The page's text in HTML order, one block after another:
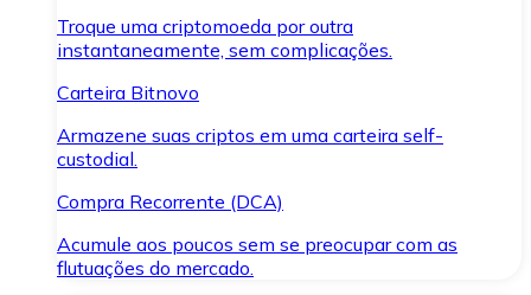
Troque uma criptomoeda por outra
instantaneamente, sem complicações.
Carteira Bitnovo
Armazene suas criptos em uma carteira self-
custodial.
Compra Recorrente (DCA)
Acumule aos poucos sem se preocupar com as
flutuações do mercado.